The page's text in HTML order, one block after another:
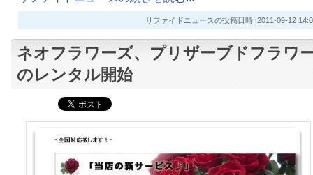
リファイドニュースの投稿日時: 2011-09-12
ネオフラワーズ、プリザーブドフラワ
のレンタル開始